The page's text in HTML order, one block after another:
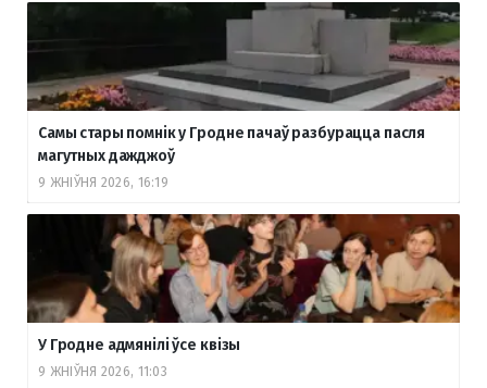
Самы стары помнік у Гродне пачаў разбурацца пасля
магутных дажджоў
9 ЖНІЎНЯ 2026, 16:19
У Гродне адмянілі ўсе квізы
9 ЖНІЎНЯ 2026, 11:03